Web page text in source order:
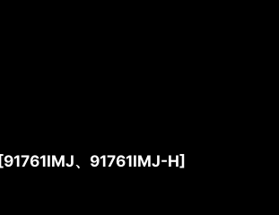
[91761IMJ、91761IMJ-H]